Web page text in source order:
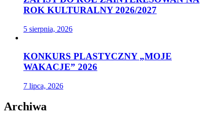
ROK KULTURALNY 2026/2027
5 sierpnia, 2026
KONKURS PLASTYCZNY „MOJE
WAKACJE” 2026
7 lipca, 2026
Archiwa